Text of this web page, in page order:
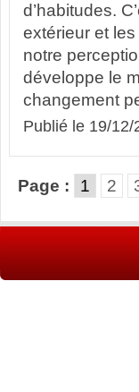
d’habitudes.
extérieur et
notre
développe le
changement
Publié le 19/12/
Page : 1 2